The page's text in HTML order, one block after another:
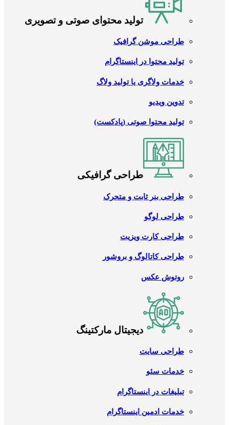
تولید محتوای صوتی و تصویری
طراحی موشن گرافیک
تولید محتوا در اینستاگرام
خدمات ولاگری یا تولید ولاگ
تدوین ویدیو
تولید محتوا صوتی (پادکست)
طراحی گرافیکی
طراحی بنر ثابت و متحرک
طراحی لوگو
طراحی کارت ویزیت
طراحی کاتالوگ و بروشور
روتوش عکس
دیجیتال مارکتینگ
طراحی سایت
خدمات سئو
تبلیغات در اینستاگرام
خدمات ادمین اینستاگرام